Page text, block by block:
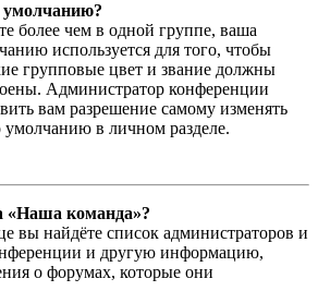
умолчанию?
более чем в одной группе, ваша
используется для того, чтобы
групповые цвет и звание должны
Администратор конференции
вам разрешение самому изменять
в личном разделе.
«Наша команда»?
вы найдёте список администраторов и
и другую информацию,
о форумах, которые они